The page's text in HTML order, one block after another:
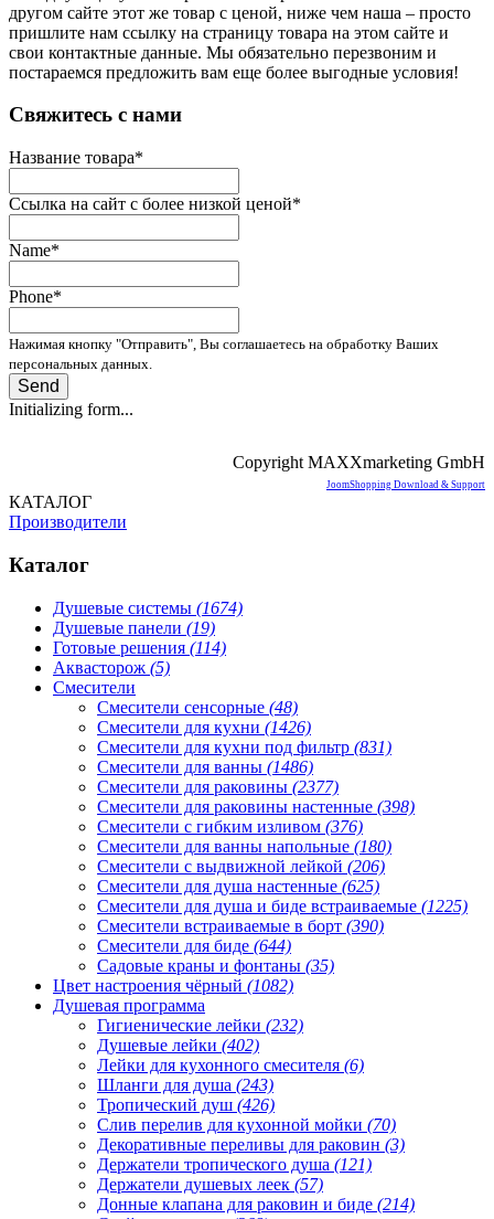
другом сайте этот же товар с ценой, ниже чем наша – просто
пришлите нам ссылку на страницу товара на этом сайте и
свои контактные данные. Мы обязательно перезвоним и
постараемся предложить вам еще более выгодные условия!
­Свяжитесь с нами
Название товара*
Ссылка на сайт с более низкой ценой*
Name*
Phone*
Нажимая кнопку "Отправить", Вы соглашаетесь на обработку Ваших
персональных данных.
Send
Initializing form...
Copyright MAXXmarketing GmbH
JoomShopping Download & Support
КАТАЛОГ
Производители
Каталог
Душевые системы (1674)
Душевые панели (19)
Готовые решения (114)
Аквасторож (5)
Смесители
Смесители сенсорные (48)
Смесители для кухни (1426)
Смесители для кухни под фильтр (831)
Смесители для ванны (1486)
Смесители для раковины (2377)
Смесители для раковины настенные (398)
Смесители с гибким изливом (376)
Смесители для ванны напольные (180)
Смесители с выдвижной лейкой (206)
Смесители для душа настенные (625)
Смесители для душа и биде встраиваемые (1225)
Смесители встраиваемые в борт (390)
Смесители для биде (644)
Садовые краны и фонтаны (35)
Цвет настроения чёрный (1082)
Душевая программа
Гигиенические лейки (232)
Душевые лейки (402)
Лейки для кухонного смесителя (6)
Шланги для душа (243)
Тропический душ (426)
Слив перелив для кухонной мойки (70)
Декоративные переливы для раковин (3)
Держатели тропического душа (121)
Держатели душевых леек (57)
Донные клапана для раковин и биде (214)